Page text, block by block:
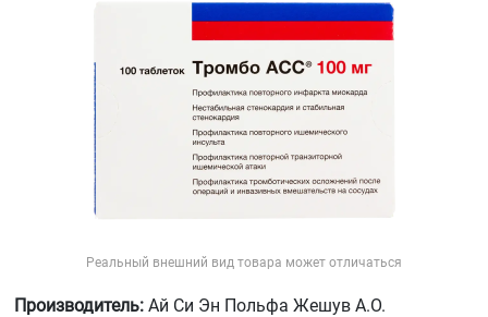
Реальный внешний вид товара может отличаться
Производитель: Ай Си Эн Польфа Жешув А.О.